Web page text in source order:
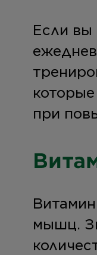
Если вы
при
мышц.